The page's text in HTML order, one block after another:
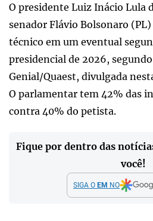
O presidente Luiz Inácio Lula
senador Flávio Bolsonaro
técnico em um eventual
presidencial de 2026,
Genial/Quaest, divulgada
O parlamentar tem 42% das
contra 40% do petista.
Fique por dentro das
você!
SIGA O EM NO